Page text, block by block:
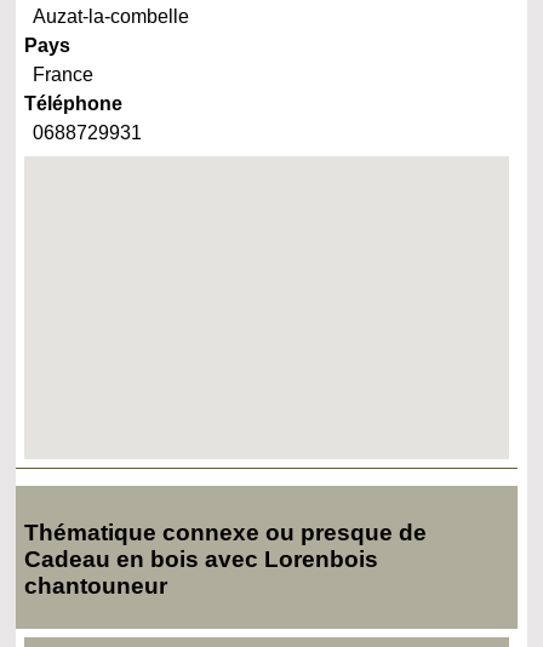
Auzat-la-combelle
Pays
France
Téléphone
0688729931
Thématique connexe ou presque de
Cadeau en bois avec Lorenbois
chantouneur